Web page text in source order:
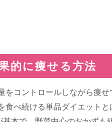
的に痩せる方法
をコントロールしながら痩せ
べ続ける単品ダイエットと